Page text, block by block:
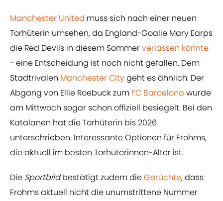
Manchester United muss sich nach einer neuen
Torhüterin umsehen, da England-Goalie Mary Earps
die Red Devils in diesem Sommerverlassen könnte
- eine Entscheidung ist noch nicht gefallen. Dem
Stadtrivalen Manchester Citygeht es ähnlich: Der
Abgang von Ellie Roebuck zum FC Barcelona wurde
am Mittwoch sogar schon offiziell besiegelt. Bei den
Katalanen hat die Torhüterin bis 2026
unterschrieben. Interessante Optionen für Frohms,
die aktuell im besten Torhüterinnen-Alter ist.
Die Sportbildbestätigt zudem dieGerüchte, dass
Frohms aktuell nicht die unumstrittene Nummer